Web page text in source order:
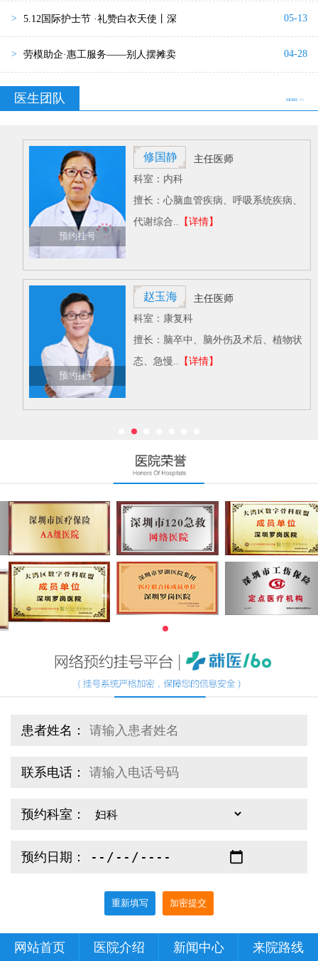
> 5.12国际护士节 ·礼赞白衣天使丨深 05-13
> 劳模助企·惠工服务——别人摆摊卖 04-28
医生团队 MORE >>
预约挂号
修国静
主任医师
科室：内科
擅长：心脑血管疾病、呼吸系统疾病、
代谢综合..【详情】
预约挂号
赵玉海
主任医师
科室：康复科
擅长：脑卒中、脑外伤及术后、植物状
态、急慢..【详情】
患者姓名：
联系电话：
预约科室：
预约日期：
重新填写 加密提交
网站首页 医院介绍 新闻中心 来院路线